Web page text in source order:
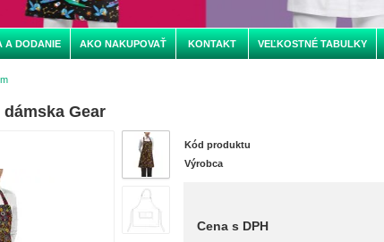
A DODANIE AKO NAKUPOVAŤ KONTAKT VEĽKOSTNÉ TABULKY
Gear
Kód produktu
Výrobca
Cena s DPH